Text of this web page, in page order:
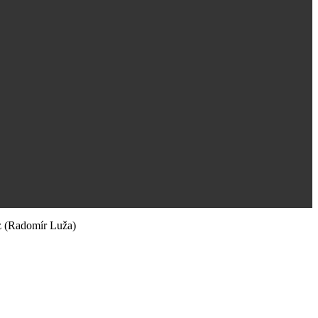
(Radomír Luža)